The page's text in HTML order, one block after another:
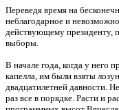
Переведя время на
неблагодарное и
действующему президенту,
выборы.
В начале года, когда у него
капелла, им были взяты
двадцатилетней давности.
раз все в порядке. Расти и